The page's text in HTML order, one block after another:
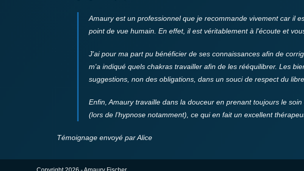
Amaury est un professionnel que je recommande vivement car il
point de vue humain. En effet, il est véritablement à l'écoute et
J'ai pour ma part pu bénéficier de ses connaissances afin de
m'a indiqué quels chakras travailler afin de les rééquilibrer. Les
suggestions, non des obligations, dans un souci de respect du
Enfin, Amaury travaille dans la douceur en prenant toujours le
(lors de l’hypnose notamment), ce qui en fait un excellent
Témoignage envoyé par Alice